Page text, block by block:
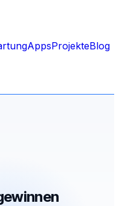
AppsProjekteBlog